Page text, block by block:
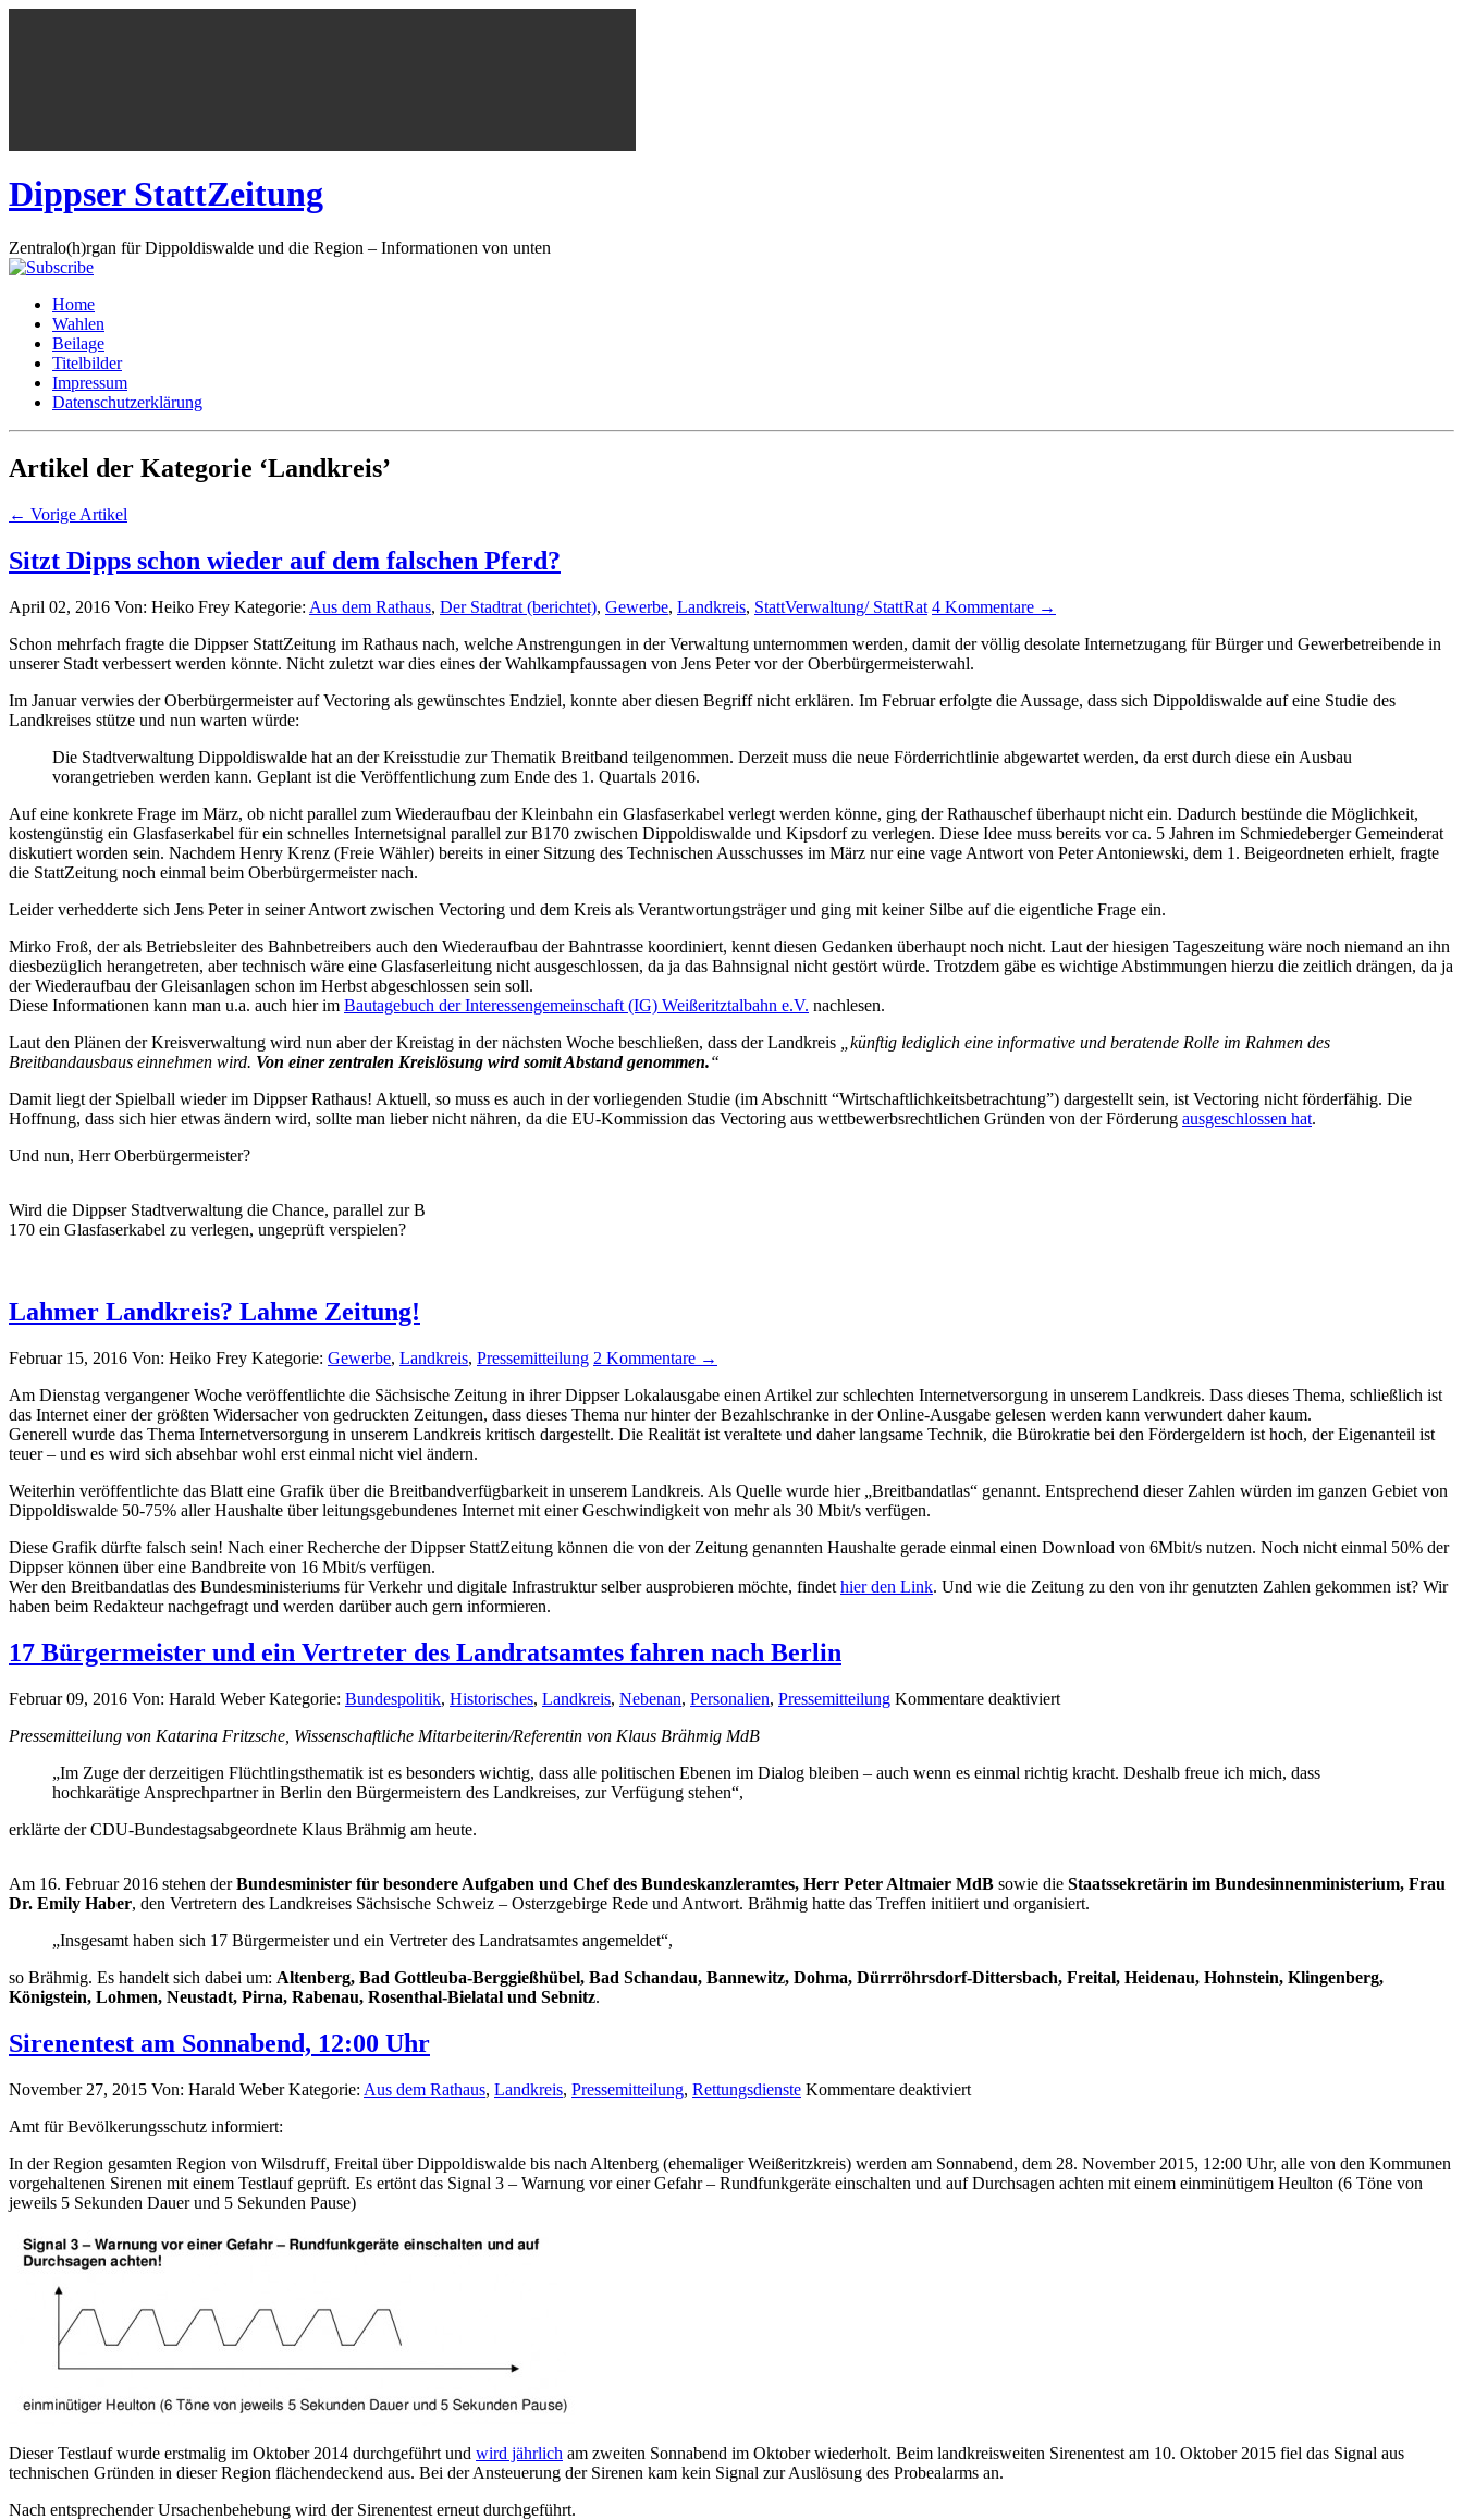
Dippser StattZeitung
Zentralo(h)rgan für Dippoldiswalde und die Region – Informationen von unten
Home
Wahlen
Beilage
Titelbilder
Impressum
Datenschutzerklärung
Artikel der Kategorie ‘Landkreis’
← Vorige Artikel
Sitzt Dipps schon wieder auf dem falschen Pferd?
April 02, 2016 Von: Heiko Frey Kategorie: Aus dem Rathaus, Der Stadtrat (berichtet), Gewerbe, Landkreis, StattVerwaltung/ StattRat 4 Kommentare →
Schon mehrfach fragte die Dippser StattZeitung im Rathaus nach, welche Anstrengungen in der Verwaltung unternommen werden, damit der völlig desolate Internetzugang für Bürger und Gewerbetreibende in
unserer Stadt verbessert werden könnte. Nicht zuletzt war dies eines der Wahlkampfaussagen von Jens Peter vor der Oberbürgermeisterwahl.
Im Januar verwies der Oberbürgermeister auf Vectoring als gewünschtes Endziel, konnte aber diesen Begriff nicht erklären. Im Februar erfolgte die Aussage, dass sich Dippoldiswalde auf eine Studie des
Landkreises stütze und nun warten würde:
Die Stadtverwaltung Dippoldiswalde hat an der Kreisstudie zur Thematik Breitband teilgenommen. Derzeit muss die neue Förderrichtlinie abgewartet werden, da erst durch diese ein Ausbau
vorangetrieben werden kann. Geplant ist die Veröffentlichung zum Ende des 1. Quartals 2016.
Auf eine konkrete Frage im März, ob nicht parallel zum Wiederaufbau der Kleinbahn ein Glasfaserkabel verlegt werden könne, ging der Rathauschef überhaupt nicht ein. Dadurch bestünde die Möglichkeit,
kostengünstig ein Glasfaserkabel für ein schnelles Internetsignal parallel zur B170 zwischen Dippoldiswalde und Kipsdorf zu verlegen. Diese Idee muss bereits vor ca. 5 Jahren im Schmiedeberger Gemeinderat
diskutiert worden sein. Nachdem Henry Krenz (Freie Wähler) bereits in einer Sitzung des Technischen Ausschusses im März nur eine vage Antwort von Peter Antoniewski, dem 1. Beigeordneten erhielt, fragte
die StattZeitung noch einmal beim Oberbürgermeister nach.
Leider verhedderte sich Jens Peter in seiner Antwort zwischen Vectoring und dem Kreis als Verantwortungsträger und ging mit keiner Silbe auf die eigentliche Frage ein.
Mirko Froß, der als Betriebsleiter des Bahnbetreibers auch den Wiederaufbau der Bahntrasse koordiniert, kennt diesen Gedanken überhaupt noch nicht. Laut der hiesigen Tageszeitung wäre noch niemand an ihn
diesbezüglich herangetreten, aber technisch wäre eine Glasfaserleitung nicht ausgeschlossen, da ja das Bahnsignal nicht gestört würde. Trotzdem gäbe es wichtige Abstimmungen hierzu die zeitlich drängen, da ja
der Wiederaufbau der Gleisanlagen schon im Herbst abgeschlossen sein soll.
Diese Informationen kann man u.a. auch hier im Bautagebuch der Interessengemeinschaft (IG) Weißeritztalbahn e.V. nachlesen.
Laut den Plänen der Kreisverwaltung wird nun aber der Kreistag in der nächsten Woche beschließen, dass der Landkreis
„künftig lediglich eine informative und beratende Rolle im Rahmen des
Breitbandausbaus einnehmen wird. Von einer zentralen Kreislösung wird somit Abstand genommen.“
Damit liegt der Spielball wieder im Dippser Rathaus! Aktuell, so muss es auch in der vorliegenden Studie (im Abschnitt “Wirtschaftlichkeitsbetrachtung”) dargestellt sein, ist Vectoring nicht förderfähig. Die
Hoffnung, dass sich hier etwas ändern wird, sollte man lieber nicht nähren, da die EU-Kommission das Vectoring aus wettbewerbsrechtlichen Gründen von der Förderung ausgeschlossen hat.
Und nun, Herr Oberbürgermeister?
Wird die Dippser Stadtverwaltung die Chance, parallel zur B
170 ein Glasfaserkabel zu verlegen, ungeprüft verspielen?
Lahmer Landkreis? Lahme Zeitung!
Februar 15, 2016 Von: Heiko Frey Kategorie: Gewerbe, Landkreis, Pressemitteilung 2 Kommentare →
Am Dienstag vergangener Woche veröffentlichte die Sächsische Zeitung in ihrer Dippser Lokalausgabe einen Artikel zur schlechten Internetversorgung in unserem Landkreis. Dass dieses Thema, schließlich ist
das Internet einer der größten Widersacher von gedruckten Zeitungen, dass dieses Thema nur hinter der Bezahlschranke in der Online-Ausgabe gelesen werden kann verwundert daher kaum.
Generell wurde das Thema Internetversorgung in unserem Landkreis kritisch dargestellt. Die Realität ist veraltete und daher langsame Technik, die Bürokratie bei den Fördergeldern ist hoch, der Eigenanteil ist
teuer – und es wird sich absehbar wohl erst einmal nicht viel ändern.
Weiterhin veröffentlichte das Blatt eine Grafik über die Breitbandverfügbarkeit in unserem Landkreis. Als Quelle wurde hier „Breitbandatlas“ genannt. Entsprechend dieser Zahlen würden im ganzen Gebiet von
Dippoldiswalde 50-75% aller Haushalte über leitungsgebundenes Internet mit einer Geschwindigkeit von mehr als 30 Mbit/s verfügen.
Diese Grafik dürfte falsch sein! Nach einer Recherche der Dippser StattZeitung können die von der Zeitung genannten Haushalte gerade einmal einen Download von 6Mbit/s nutzen. Noch nicht einmal 50% der
Dippser können über eine Bandbreite von 16 Mbit/s verfügen.
Wer den Breitbandatlas des Bundesministeriums für Verkehr und digitale Infrastruktur selber ausprobieren möchte, findet hier den Link. Und wie die Zeitung zu den von ihr genutzten Zahlen gekommen ist? Wir
haben beim Redakteur nachgefragt und werden darüber auch gern informieren.
17 Bürgermeister und ein Vertreter des Landratsamtes fahren nach Berlin
Februar 09, 2016 Von: Harald WeberKategorie: Bundespolitik, Historisches, Landkreis, Nebenan, Personalien, Pressemitteilung Kommentare deaktiviert
Pressemitteilung von Katarina Fritzsche, Wissenschaftliche Mitarbeiterin/Referentin von Klaus Brähmig MdB
„Im Zuge der derzeitigen Flüchtlingsthematik ist es besonders wichtig, dass alle politischen Ebenen im Dialog bleiben – auch wenn es einmal richtig kracht. Deshalb freue ich mich, dass
hochkarätige Ansprechpartner in Berlin den Bürgermeistern des Landkreises, zur Verfügung stehen“,
erklärte der CDU-Bundestagsabgeordnete Klaus Brähmig am heute.
Am 16. Februar 2016 stehen derBundesminister für besondere Aufgaben und Chef des Bundeskanzleramtes, Herr Peter Altmaier MdB sowie die Staatssekretärin im Bundesinnenministerium, Frau
Dr. Emily Haber, den Vertretern des Landkreises Sächsische Schweiz – Osterzgebirge Rede und Antwort. Brähmig hatte das Treffen initiiert und organisiert.
„Insgesamt haben sich 17 Bürgermeister und ein Vertreter des Landratsamtes angemeldet“,
so Brähmig. Es handelt sich dabei um: Altenberg, Bad Gottleuba-Berggießhübel, Bad Schandau, Bannewitz, Dohma, Dürrröhrsdorf-Dittersbach, Freital, Heidenau, Hohnstein, Klingenberg,
Königstein, Lohmen, Neustadt, Pirna, Rabenau, Rosenthal-Bielatal und Sebnitz.
Sirenentest am Sonnabend, 12:00 Uhr
November 27, 2015 Von: Harald WeberKategorie: Aus dem Rathaus, Landkreis, Pressemitteilung, Rettungsdienste Kommentare deaktiviert
Amt für Bevölkerungsschutz informiert:
In der Region gesamten Region von Wilsdruff, Freital über Dippoldiswalde bis nach Altenberg (ehemaliger Weißeritzkreis) werden am Sonnabend, dem 28. November 2015, 12:00 Uhr, alle von den Kommunen
vorgehaltenen Sirenen mit einem Testlauf geprüft. Es ertönt das Signal 3 – Warnung vor einer Gefahr – Rundfunkgeräte einschalten und auf Durchsagen achten mit einem einminütigem Heulton (6 Töne von
jeweils 5 Sekunden Dauer und 5 Sekunden Pause)
Dieser Testlauf wurde erstmalig im Oktober 2014 durchgeführt und wird jährlich am zweiten Sonnabend im Oktober wiederholt. Beim landkreisweiten Sirenentest am 10. Oktober 2015 fiel das Signal aus
technischen Gründen in dieser Region flächendeckend aus. Bei der Ansteuerung der Sirenen kam kein Signal zur Auslösung des Probealarms an.
Nach entsprechender Ursachenbehebung wird der Sirenentest erneut durchgeführt.